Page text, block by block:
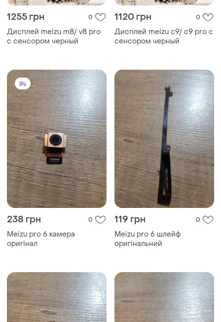
1255 грн 0
Дисплей meizu m8/ v8 pro
с сенсором черный
1120 грн 0
Дисплей meizu c9/ c9 pro с
сенсором черный
238 грн 0
Meizu pro 6 камера
оригінал
119 грн 0
Meizu pro 6 шлейф
оригінальний